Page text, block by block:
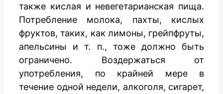
также кислая и невегетарианская пища.
Потребление молока, пахты, кислых
фруктов, таких, как лимоны, грейпфруты,
апельсины и т. п., тоже должно быть
ограничено. Воздержаться от
употребления, по крайней мере в
течение одной недели, алкоголя, сигарет,